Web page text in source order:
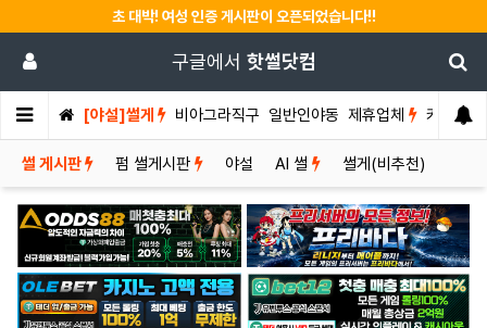
초 대박! 여성 인증 게시판이 오픈되었습니다!!
구글에서 핫썰닷컴
[야설]썰게 비아그라직구 일반인야동 제휴업체 커뮤니티
썰 게시판 펌 썰게시판 야설 AI 썰 썰게(비추천)